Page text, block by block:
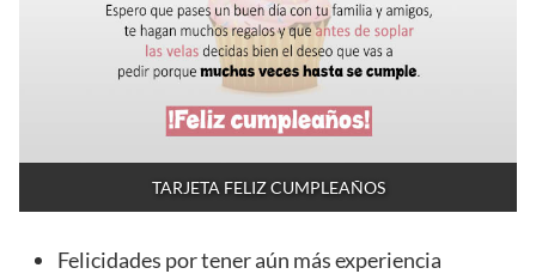
TARJETA FELIZ CUMPLEAÑOS
Felicidades por tener aún más experiencia